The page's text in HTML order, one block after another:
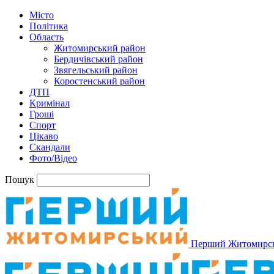
Місто
Політика
Область
Житомирський район
Бердичівський район
Звягельський район
Коростенський район
ДТП
Кримінал
Гроші
Спорт
Цікаво
Скандали
Фото/Відео
Пошук
Перший